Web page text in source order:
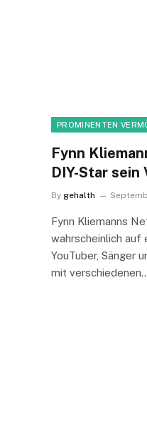
PROMINENTEN
Fynn
DIY-Star
By gehalth
Fynn Kliemanns
wahrscheinlich auf
YouTuber, Sänger
mit